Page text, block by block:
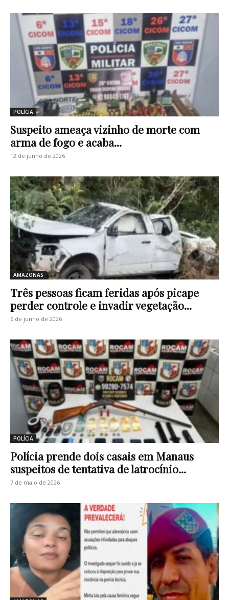
POLÍCIA
Suspeito ameaça vizinho de morte com
arma de fogo e acaba...
12 de junho de 2026
AMAZONAS
Três pessoas ficam feridas após picape
perder controle e invadir vegetação...
6 de junho de 2026
POLÍCIA
Polícia prende dois casais em Manaus
suspeitos de tentativa de latrocínio...
7 de maio de 2026